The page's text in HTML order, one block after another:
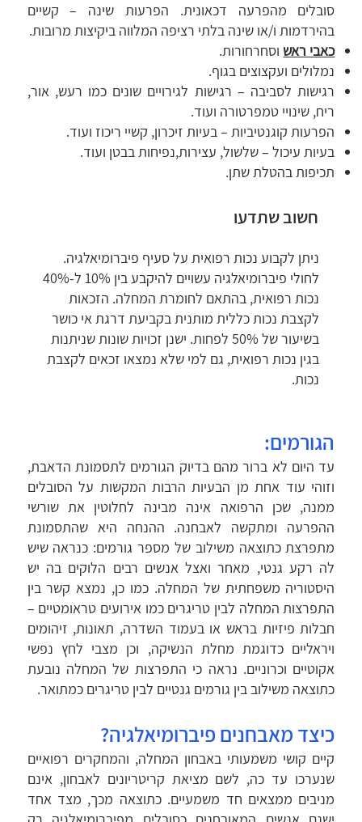
סובלים מהפרעה דכאונית. הפרעות שינה – קשיים
בהירדמות ו/או שינה בלתי רציפה המלווה ביקיצות מרובות.
כאבי ראש וסחרחורות.
נמלולים ועקצוצים בגוף.
רגישות לסביבה – רגישות לגירויים שונים כמו רעש, אור,
ריח, שינויי טמפרטורה ועוד.
הפרעות קוגנטיביות – בעיות זיכרון, קשיי ריכוז ועוד.
בעיות עיכול – שלשול, עצירות,נפיחות בבטן ועוד.
תכיפות בהטלת שתן.
חשוב שתדעו
ניתן לקבוע נכות רפואית על סעיף פיברומיאלגיה.
לחולי פיברומיאלגיה עשויים להיקבע בין 10% ל-40%
נכות רפואית, בהתאם לחומרת המחלה. הזכאות
לקצבת נכות כללית מותנית בקביעת דרגת אי כושר
בשיעור של 50% לפחות. ישנן זכויות שונות שניתנות
בגין נכות רפואית, גם למי שלא נמצאו זכאים לקצבת
נכות.
הגורמים:
עד היום לא ברור מהם בדיוק הגורמים לתסמונת הדאבת,
וזוהי עוד אחת מן הבעיות הרבות המקשות על הסובלים
ממנה, שכן הרפואה אינה מבינה לחלוטין את שורשי
ההפרעה ומתקשה לאבחנה. ההנחה היא שהתסמונת
מתפרצת כתוצאה משילוב של מספר גורמים: כנראה שיש
לה רקע גנטי, מאחר ואצל אנשים רבים הלוקים בה יש
היסטוריה משפחתית של המחלה. כמו כן, נמצא קשר בין
התפרצות המחלה לבין טריגרים כמו אירועים טראומטיים –
חבלות פיזיות בראש או בעמוד השדרה, תאונות, זיהומים
ויראליים כדוגמת מחלת הנשיקה, וכן מצבי לחץ נפשי
אקוטיים וכרוניים. נראה כי התפרצות של המחלה נובעת
כתוצאה משילוב בין גורמים גנטיים לבין טריגרים כמתואר.
כיצד מאבחנים פיברומיאלגיה?
קיים קושי משמעותי באבחון המחלה, והמחקרים רפואיים
שנערכו עד כה, לשם מציאת קריטריונים לאבחון, אינם
מניבים ממצאים חד משמעיים. כתוצאה מכך, מצד אחד